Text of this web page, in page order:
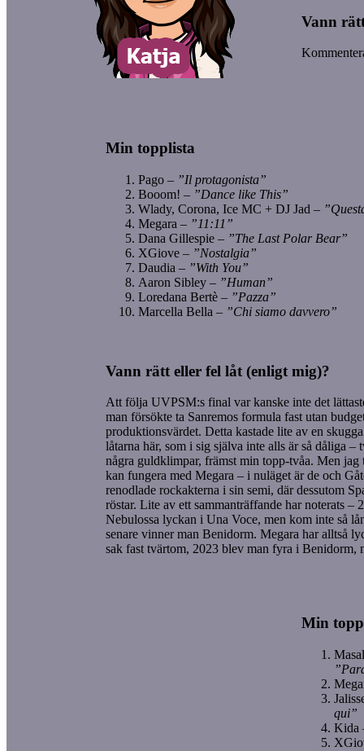
Vann
Min topplista
Pago – ”Il protagonista”
Booom! – ”Dance like This”
Wlady, Corona, Ice MC + DJ Jad –
Megara – ”11:11”
Dana Gillespie – ”The Last Polar Bear”
XGiove – ”Nostalgia”
Daudia – ”With You”
Aaron Sibley – ”Human”
Loredana Bertè – ”Pazza”
Marcella Bella – ”Chi siamo davvero”
Vann rätt eller fel låt (enligt mig)?
Att följa UVPSM:s final var kanske inte det
man försökte ta Sanremos formula fast utan
produktionsvärdet. Detta kastade lite av en
låtarna här, som i sig själva inte alls är så dåliga –
några guldklimpar, främst min topp-tvåa. Men jag
kan fungera med Megara – i nuläget är de och
renodlade rockakterna i sin semi, där dessutom
röstar. Lite av ett sammanträffande har noterats –
Nebulossa lyckan i Una Voce, men kom inte så
senare vinner man Benidorm. Megara har alltså
sak fast tvärtom, 2023 blev man fyra i Benidorm,
Min
qui”
Kida